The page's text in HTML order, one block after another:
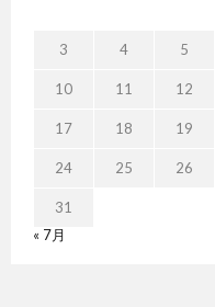
3 4 5
10 11 12
17 18 19
24 25 26
31
« 7月